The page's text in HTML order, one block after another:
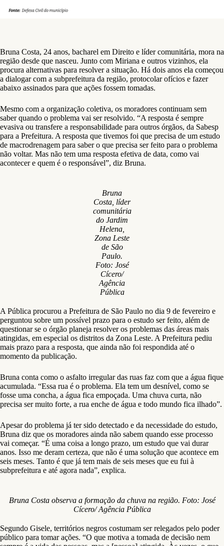
Bruna Costa, 24 anos, bacharel em Direito e líder comunitária, mora na
região desde que nasceu. Junto com Miriana e outros vizinhos, ela
procura alternativas para resolver a situação. Há dois anos ela começou
a dialogar com a subprefeitura da região, protocolar ofícios e fazer
abaixo assinados para que ações fossem tomadas.
Mesmo com a organização coletiva, os moradores continuam sem
saber quando o problema vai ser resolvido. “A resposta é sempre
evasiva ou transfere a responsabilidade para outros órgãos, da Sabesp
para a Prefeitura. A resposta que tivemos foi que precisa de um estudo
de macrodrenagem para saber o que precisa ser feito para o problema
acontecer e quem é o responsável”, diz Bruna.